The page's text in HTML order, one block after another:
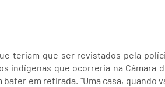
teriam que ser revistados pela
indígenas que ocorreria na
bater em retirada. “Uma casa,